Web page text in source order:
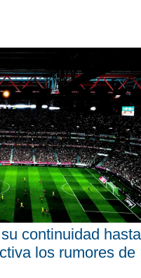
continuidad hasta
los rumores de